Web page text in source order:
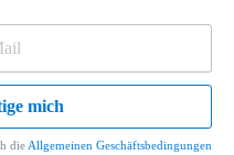
mich
die Allgemeinen Geschäftsbedingungen